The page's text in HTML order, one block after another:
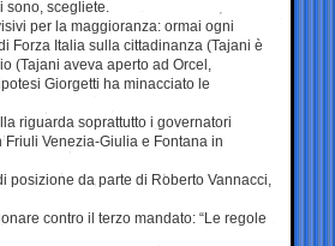
sono, scegliete.
per la maggioranza: ormai ogni
Forza Italia sulla cittadinanza (Tajani è
(Tajani aveva aperto ad Orcel,
Giorgetti ha minacciato le
riguarda soprattutto i governatori
Friuli Venezia-Giulia e Fontana in
posizione da parte di Roberto Vannacci,
contro il terzo mandato: “Le regole